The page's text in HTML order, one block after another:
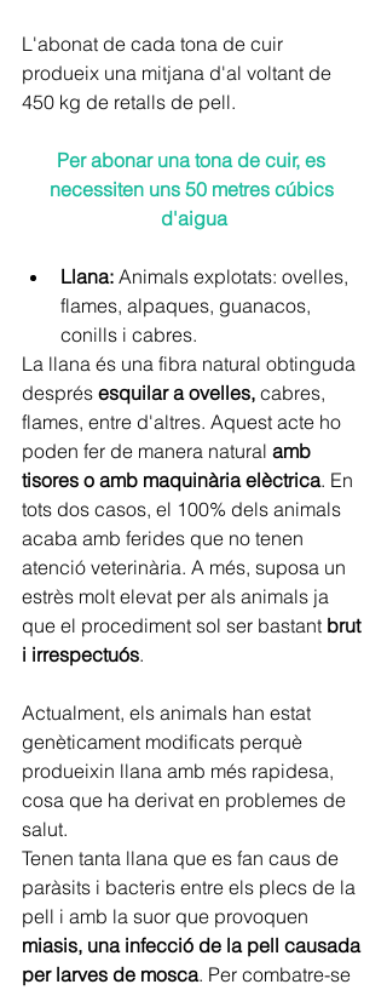
L'abonat de cada tona de cuir
produeix una mitjana d'al voltant de
450 kg de retalls de pell.
Per abonar una tona de cuir, es
necessiten uns 50 metres cúbics
d'aigua
Llana: Animals explotats: ovelles,
flames, alpaques, guanacos,
conills i cabres.
La llana és una fibra natural obtinguda
després esquilar a ovelles, cabres,
flames, entre d'altres. Aquest acte ho
poden fer de manera natural amb
tisores o amb maquinària elèctrica. En
tots dos casos, el 100% dels animals
acaba amb ferides que no tenen
atenció veterinària. A més, suposa un
estrès molt elevat per als animals ja
que el procediment sol ser bastant brut
i irrespectuós.
Actualment, els animals han estat
genèticament modificats perquè
produeixin llana amb més rapidesa,
cosa que ha derivat en problemes de
salut.
Tenen tanta llana que es fan caus de
paràsits i bacteris entre els plecs de la
pell i amb la suor que provoquen
miasis, una infecció de la pell causada
per larves de mosca. Per combatre-se